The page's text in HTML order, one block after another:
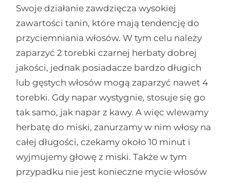
Swoje działanie zawdzięcza wysokiej
zawartości tanin, które mają tendencję do
przyciemniania włosów. W tym celu należy
zaparzyć 2 torebki czarnej herbaty dobrej
jakości, jednak posiadacze bardzo długich
lub gęstych włosów mogą zaparzyć nawet 4
torebki. Gdy napar wystygnie, stosuje się go
tak samo, jak napar z kawy. A więc wlewamy
herbatę do miski, zanurzamy w nim włosy na
całej długości, czekamy około 10 minut i
wyjmujemy głowę z miski. Także w tym
przypadku nie jest konieczne mycie włosów